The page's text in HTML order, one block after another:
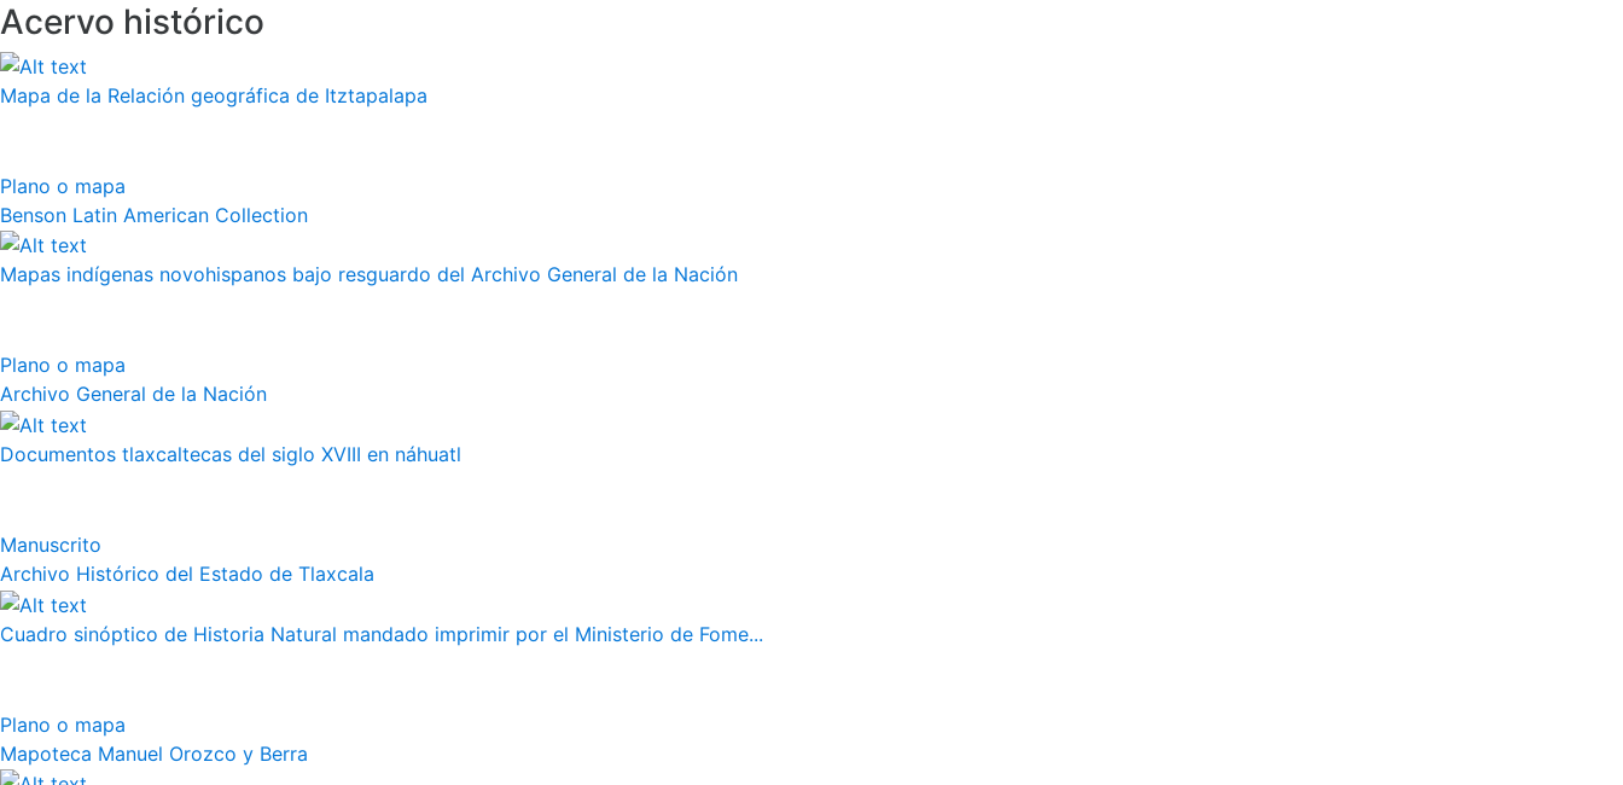
Acervo histórico
Mapa de la Relación geográfica de Itztapalapa
Plano o mapa
Benson Latin American Collection
Mapas indígenas novohispanos bajo resguardo del Archivo General de la Nación
Plano o mapa
Archivo General de la Nación
Documentos tlaxcaltecas del siglo XVIII en náhuatl
Manuscrito
Archivo Histórico del Estado de Tlaxcala
Cuadro sinóptico de Historia Natural mandado imprimir por el Ministerio de Fome...
Plano o mapa
Mapoteca Manuel Orozco y Berra